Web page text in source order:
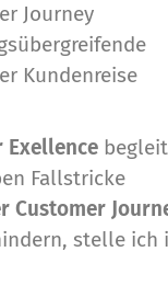
Journey
Kundenreise
Exellence
Fallstricke
Customer
stelle ich